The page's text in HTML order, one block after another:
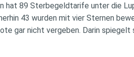
hat 89 Sterbegeldtarife unter die
43 wurden mit vier Sternen
gar nicht vergeben. Darin spiegelt